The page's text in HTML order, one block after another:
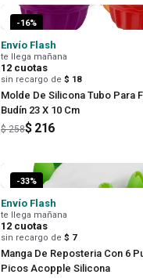
-16%
Envío Flash
te llega mañana
12 cuotas
sin recargo de $ 18
Molde De Silicona Tubo Para
Budín 23 X 10 Cm
$ 258$ 216
-33%
Envío Flash
te llega mañana
12 cuotas
sin recargo de $ 7
Manga De Reposteria Con 6
Picos Acopple Silicona